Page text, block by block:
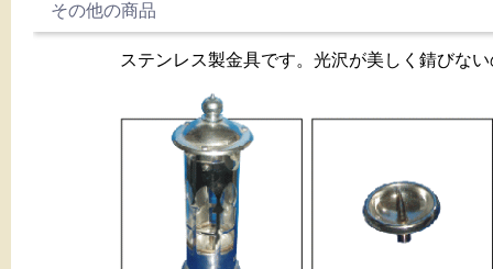
その他の商品
ステンレス製金具です。光沢が美しく錆びな